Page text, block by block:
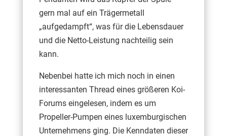
gern mal auf ein Trägermetall
„aufgedampft“, was für die Lebensdauer
und die Netto-Leistung nachteilig sein
kann.
Nebenbei hatte ich mich noch in einen
interessanten Thread eines größeren Koi-
Forums eingelesen, indem es um
Propeller-Pumpen eines luxemburgischen
Unternehmens ging. Die Kenndaten dieser